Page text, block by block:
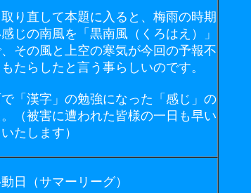
り直して本題に入ると、梅雨の時期
じの南風を「黒南風（くろはえ）」
その風と上空の寒気が今回の予報不
たらしたと言う事らしいのです。
「漢字」の勉強になった「感じ」の
（被害に遭われた皆様の一日も早い
たします）
日（サマーリーグ）